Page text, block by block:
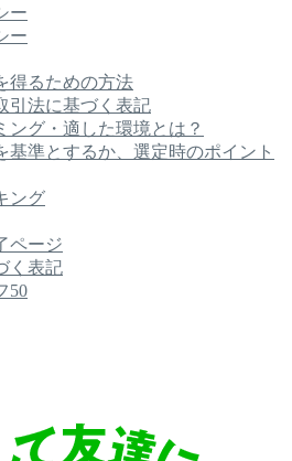
ー
ー
得るための方法
引法に基づく表記
ング・適した環境とは？
基準とするか、選定時のポイント
ング
ページ
く表記
50